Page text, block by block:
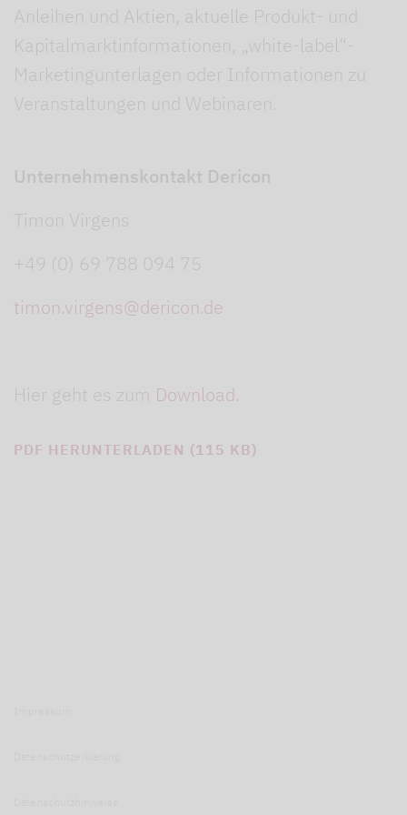
Anleihen und Aktien, aktuelle Produkt- und
Kapitalmarktinformationen, „white-label“-
Marketingunterlagen oder Informationen zu
Veranstaltungen und Webinaren.
Unternehmenskontakt Dericon
Timon Virgens
+49 (0) 69 788 094 75
timon.virgens@dericon.de
Hier geht es zum Download.
PDF HERUNTERLADEN (115 KB)